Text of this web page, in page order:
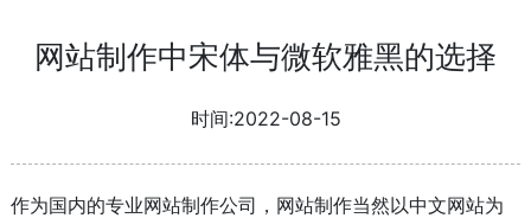
网站制作中宋体与微软雅黑的选择
时间:2022-08-15
作为国内的专业网站制作公司，网站制作当然以中文网站为